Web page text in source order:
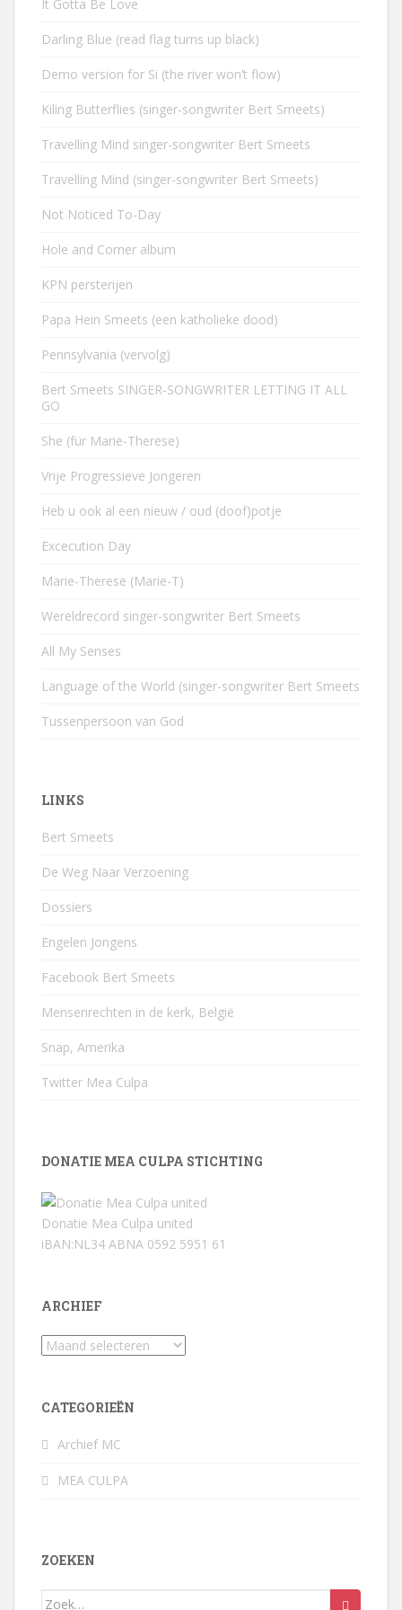
It Gotta Be Love
Darling Blue (read flag turns up black)
Demo version for Si (the river won’t flow)
Kiling Butterflies (singer-songwriter Bert Smeets)
Travelling Mind singer-songwriter Bert Smeets
Travelling Mind (singer-songwriter Bert Smeets)
Not Noticed To-Day
Hole and Corner album
KPN persterijen
Papa Hein Smeets (een katholieke dood)
Pennsylvania (vervolg)
Bert Smeets SINGER-SONGWRITER LETTING IT ALL
GO
She (für Marie-Therese)
Vrije Progressieve Jongeren
Heb u ook al een nieuw / oud (doof)potje
Excecution Day
Marie-Therese (Marie-T)
Wereldrecord singer-songwriter Bert Smeets
All My Senses
Language of the World (singer-songwriter Bert Smeets
Tussenpersoon van God
LINKS
Bert Smeets
De Weg Naar Verzoening
Dossiers
Engelen Jongens
Facebook Bert Smeets
Mensenrechten in de kerk, België
Snap, Amerika
Twitter Mea Culpa
DONATIE MEA CULPA STICHTING
Donatie Mea Culpa united
iBAN:NL34 ABNA 0592 5951 61
ARCHIEF
Archief
CATEGORIEËN
Archief MC
MEA CULPA
ZOEKEN
Zoek